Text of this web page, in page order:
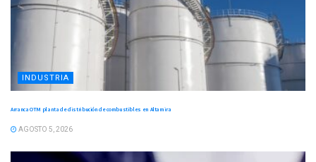
INDUSTRIA
Arranca OTM planta de distribución de combustibles en Altamira
AGOSTO 5, 2026